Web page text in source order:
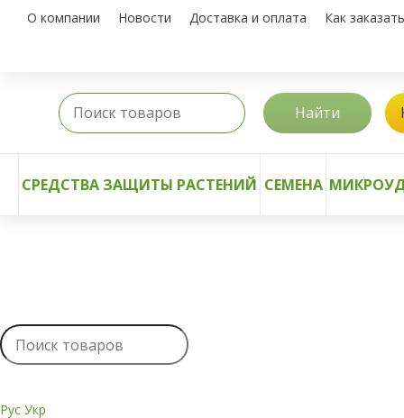
О компании Новости Доставка и оплата Как заказать
Найти
СРЕДСТВА ЗАЩИТЫ РАСТЕНИЙ СЕМЕНА
Рус Укр